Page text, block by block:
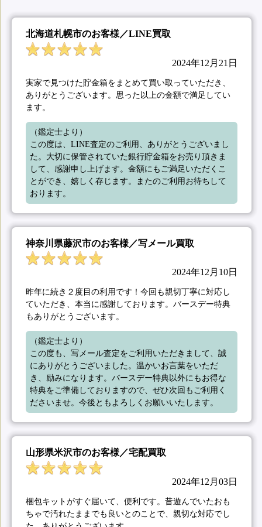
北海道札幌市のお客様／LINE買取
2024年12月21日
実家で見つけた貯金箱をまとめて買い取っていただき、
ありがとうございます。思った以上の金額で満足してい
ます。
（鑑定士より）
この度は、LINE査定のご利用、ありがとうございまし
た。大切に保管されていた銀行貯金箱をお売り頂きま
して、感謝申し上げます。金額にもご満足いただくこ
とができ、嬉しく存じます。またのご利用お待ちして
おります。
神奈川県藤沢市のお客様／写メール買取
2024年12月10日
昨年に続き２度目の利用です！今回も親切丁寧に対応し
ていただき、本当に感謝しております。バースデー特典
もありがとうございます。
（鑑定士より）
この度も、写メール査定をご利用いただきまして、誠
にありがとうございました。温かいお言葉をいただ
き、励みになります。バースデー特典以外にもお得な
特典をご準備しておりますので、ぜひ次回もご利用く
ださいませ。今後ともよろしくお願いいたします。
山形県米沢市のお客様／宅配買取
2024年12月03日
梱包キットがすぐ届いて、便利です。昔遊んでいたおも
ちゃで汚れたままでも良いとのことで、親切な対応でし